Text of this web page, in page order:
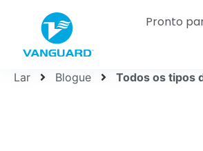
Pronto
Lar Blogue Todos os tipos